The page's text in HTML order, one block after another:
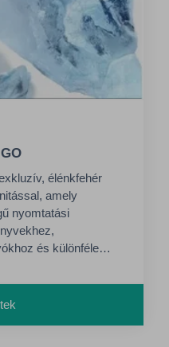
élénkfehér
amely
nyomtatási
és különféle